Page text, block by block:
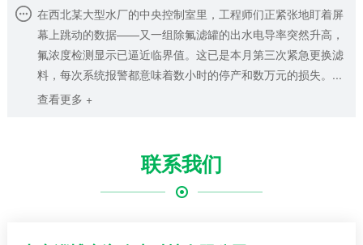
在西北某大型水厂的中央控制室里，工程师们正紧张地盯着屏
幕上跳动的数据——又一组除氟滤罐的出水电导率突然升高，
氟浓度检测显示已逼近临界值。这已是本月第三次紧急更换滤
料，每次系统报警都意味着数小时的停产和数万元的损失。...
查看更多 +
联系我们